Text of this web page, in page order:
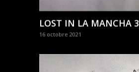
LOST IN LA MANCHA 3
16 octobre 2021